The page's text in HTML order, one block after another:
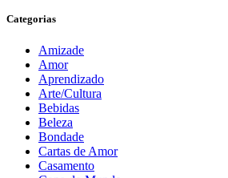
Categorias
Amizade
Amor
Aprendizado
Arte/Cultura
Bebidas
Beleza
Bondade
Cartas de Amor
Casamento